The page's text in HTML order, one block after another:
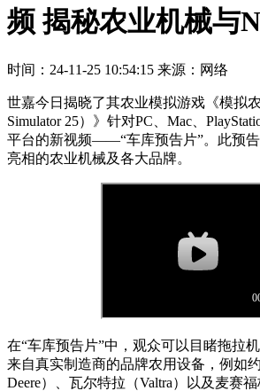
频 揭秘农业机械与
时间：24-11-25 10:54:15 来源：网络
世嘉今日揭晓了其农业模拟游戏《模拟
Simulator 25）》针对PC、Mac、
平台的新视频——“车库预告片”。此预
亮相的农业机械及各大品牌。
在“车库预告片”中，观众可以目睹拖拉
来自真实制造商的品牌农用设备，例如
Deere）、瓦尔特拉（Valtra）以及麦赛福